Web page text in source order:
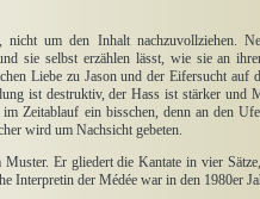
um den Inhalt nachzuvollziehen.
sie selbst erzählen lässt, wie sie an
Liebe zu Jason und der Eifersucht auf
ist destruktiv, der Hass ist stärker und
Zeitablauf ein bisschen, denn an den
wird um Nachsicht gebeten.
Er gliedert die Kantate in vier
Interpretin der Médée war in den 1980er